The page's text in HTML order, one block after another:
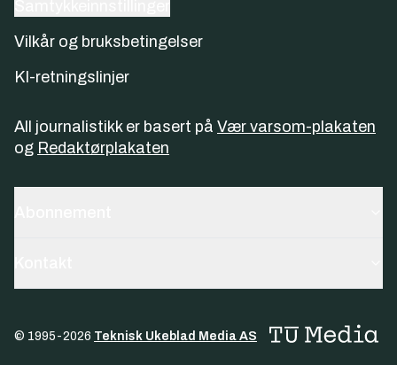
Vilkår og bruksbetingelser
KI-retningslinjer
All journalistikk er basert på Vær varsom-plakaten
og Redaktørplakaten
© 1995-2026 Teknisk Ukeblad Media AS